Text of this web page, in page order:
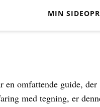
MIN SIDE
en omfattende guide, der
med tegning, er